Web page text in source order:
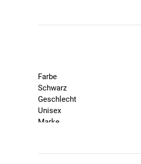
Gewicht: 920 g
Rohrdurchmesser: 12
Maximale Zuladung: 25
Farbe
Schwarz
Geschlecht
Unisex
Marke
2026